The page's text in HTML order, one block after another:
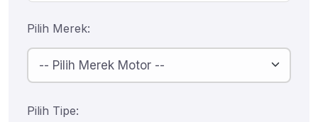
Pilih Merek:
Pilih Tipe: